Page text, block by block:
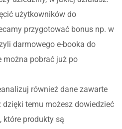
użytkowników do
przygotować bonus np. w
darmowego e-booka do
można pobrać już po
również dane zawarte
temu możesz dowiedzieć
które produkty są